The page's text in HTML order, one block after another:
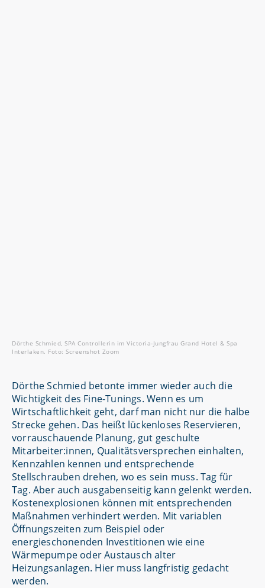
Dörthe Schmied, SPA Controllerin im Victoria-Jungfrau Grand Hotel & Spa
Interlaken. Foto: Screenshot Zoom
Dörthe Schmied betonte immer wieder auch die
Wichtigkeit des Fine-Tunings. Wenn es um
Wirtschaftlichkeit geht, darf man nicht nur die halbe
Strecke gehen. Das heißt lückenloses Reservieren,
vorrauschauende Planung, gut geschulte
Mitarbeiter:innen, Qualitätsversprechen einhalten,
Kennzahlen kennen und entsprechende
Stellschrauben drehen, wo es sein muss. Tag für
Tag. Aber auch ausgabenseitig kann gelenkt werden.
Kostenexplosionen können mit entsprechenden
Maßnahmen verhindert werden. Mit variablen
Öffnungszeiten zum Beispiel oder
energieschonenden Investitionen wie eine
Wärmepumpe oder Austausch alter
Heizungsanlagen. Hier muss langfristig gedacht
werden.